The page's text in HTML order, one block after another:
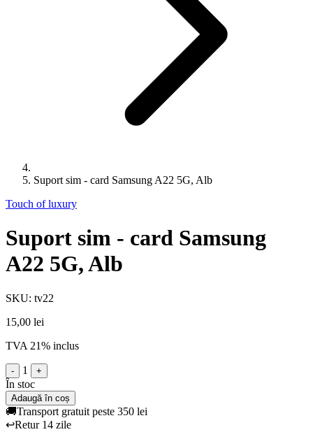
Suport sim - card Samsung A22 5G, Alb
Touch of luxury
Suport sim - card Samsung
A22 5G, Alb
SKU: tv22
15,00 lei
TVA 21% inclus
- 1 +
În stoc
Adaugă în coș
🚚Transport gratuit peste 350 lei
↩️Retur 14 zile